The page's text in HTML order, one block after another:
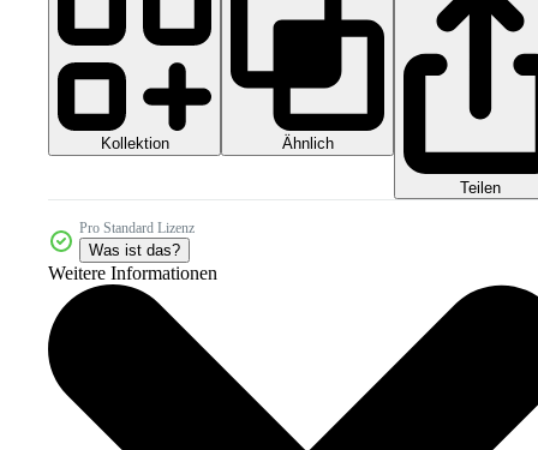
Kollektion Ähnlich
Teilen
Pro Standard Lizenz
Was ist das?
Weitere Informationen